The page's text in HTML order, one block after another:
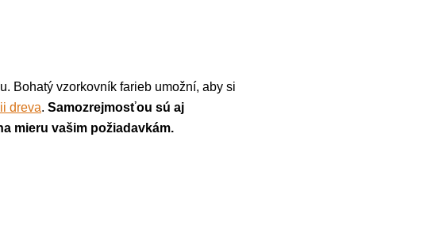
Bohatý vzorkovník farieb umožní, aby si
dreva. Samozrejmosťou sú aj
mieru vašim požiadavkám.